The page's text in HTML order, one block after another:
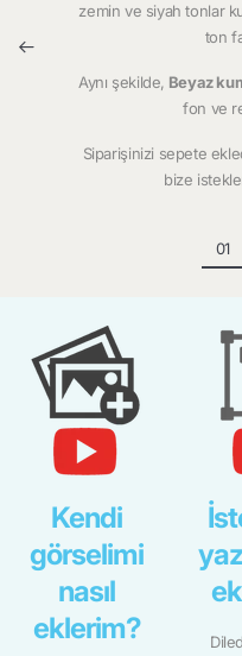
zemin ve siyah tonlar
ton
Aynı şekilde, Beyaz
fon ve
Siparişinizi sepete
bize
Kendi
görselimi
nasıl
eklerim?